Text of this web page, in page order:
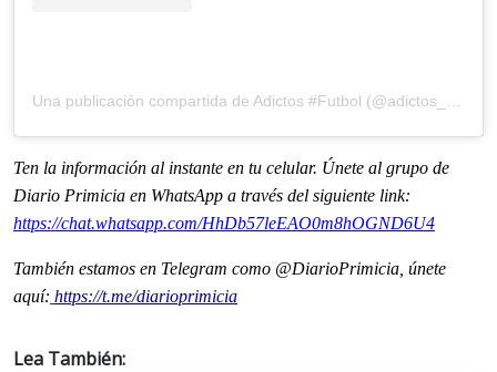
Ten la información al instante en tu celular. Únete al grupo de
Diario Primicia en WhatsApp a través del siguiente link:
https://chat.whatsapp.com/HhDb57leEAO0m8hOGND6U4
También estamos en Telegram como @DiarioPrimicia, únete
aquí: https://t.me/diarioprimicia
Lea También: